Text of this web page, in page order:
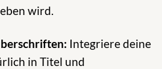
wird.
Integriere deine
in Titel und